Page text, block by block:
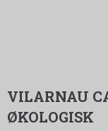
VILARNAU
ØKOLOGISK